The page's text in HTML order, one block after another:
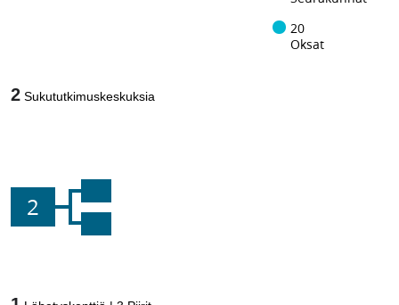
20
Oksat
2 Sukututkimuskeskuksia
2